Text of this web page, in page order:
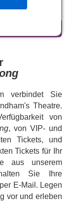
von Chaos und
zu stürzen:
„Eine
Anfang an,
und einen
Das
absolut
von
und
würde sich
verbindet Sie
Theatre.
von
, von VIP- und
Tickets, und
Tickets für Ihr
aus unserem
Sie Ihre
E-Mail. Legen
vor und erleben